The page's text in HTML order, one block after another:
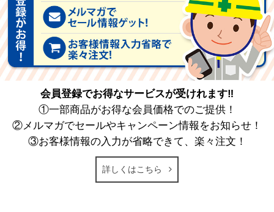
会員登録でお得なサービスが受けれます‼
①一部商品がお得な会員価格でのご提供！
②メルマガでセールやキャンペーン情報をお知らせ！
③お客様情報の入力が省略できて、楽々注文！
詳しくはこちら